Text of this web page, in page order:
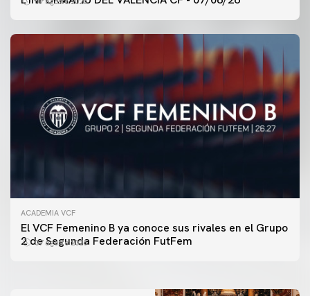
ACADEMIA VCF
El VCF Femenino B ya conoce sus rivales en el Grupo
2 de Segunda Federación FutFem
07 agosto 2026
PRIMER EQUIPO
ENTRENAMIENTO DEL VALENCIA CF 7/8/2026